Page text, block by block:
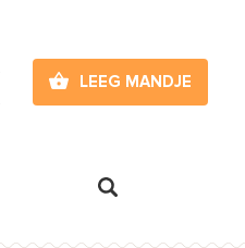
LEEG MANDJE